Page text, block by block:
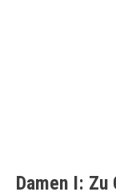
Damen I: Zu